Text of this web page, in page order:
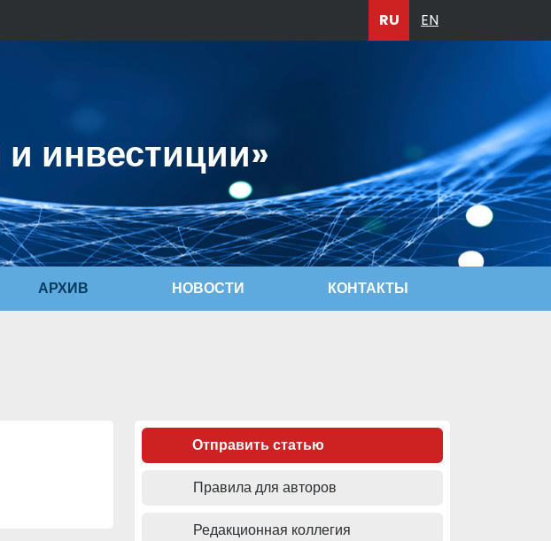
RU EN
инвестиции»
АРХИВ НОВОСТИ КОНТАКТЫ
Отправить статью
Правила для авторов
Редакционная коллегия